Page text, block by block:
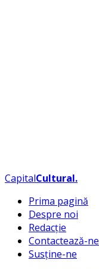
CapitalCultural.
Prima pagină
Despre noi
Redacție
Contactează-ne
Susține-ne